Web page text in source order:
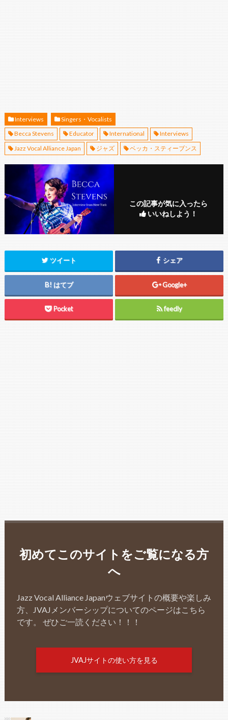
Interviews
Singers・Vocalists
Becca Stevens
Educator International
Interviews
Jazz Vocal Alliance Japan
ジャズ ベッカ・スティーブンス
この記事が気に入ったら
いいねしよう！
ツイート シェア
はてブ Google+
Pocket feedly
初めてこのサイトをご覧になる方
へ
Jazz Vocal Alliance Japanウェブサイトの概要や楽しみ
方、JVAJメンバーシップについてのページはこちら
です。 ぜひご一読ください！！！
JVAJサイトの使い方を見る